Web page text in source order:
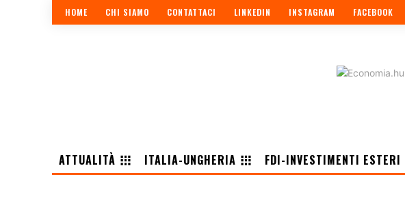
HOME CHI SIAMO CONTATTACI LINKEDIN INSTAGRAM FACEBOOK
ATTUALITÀ
ITALIA-UNGHERIA FDI-INVESTIMENTI ESTERI